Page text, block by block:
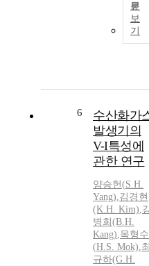
문
보
기
6
수산화가
발생기의
V-I특성에
관한 연구
양승헌(S.H.
Yang),김경현
(K.H. Kim),
병희(B.H.
Kang),목형수
(H.S. Mok),
규하(G.H.